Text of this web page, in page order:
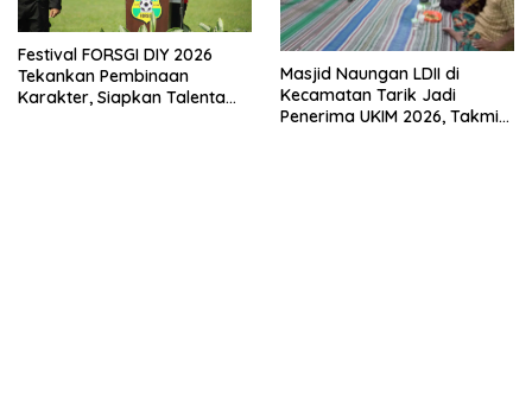
Festival FORSGI DIY 2026
Tekankan Pembinaan
Karakter, Siapkan Talenta
Masjid Naungan LDII di
Kecamatan Tarik Jadi
Penerima UKIM 2026, Takmir